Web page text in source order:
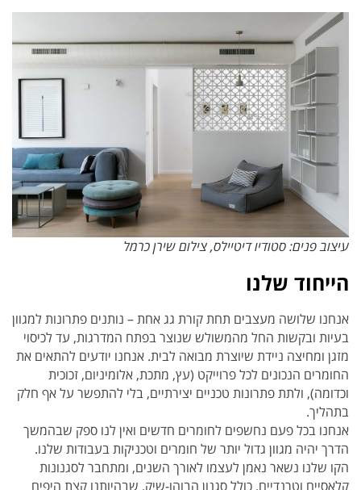
עיצוב פנים: סטודיו דיטיילס, צילום שירן כרמל
הייחוד שלנו
אנחנו שלושה מעצבים תחת קורת גג אחת – נותנים פתרונות למגוון
בעיות ובקשות החל מהמשולש שנוצר בפתח המדרגות, עד לכיסוי
מזגן ומחיצה ניידת שיוצרת מבואה לבית. אנחנו יודעים להתאים את
החומרים הנכונים לכל פרוייקט (עץ, מתכת, אלומיניום, זכוכית
וכדומה), ולתת פתרונות טכניים יצירתיים, בלי להתפשר על אף חלק
בתהליך.
אנחנו בכל פעם נחשפים לחומרים חדשים ואין לנו ספק שבהמשך
הדרך יהיה מגוון גדול יותר של חומרים וטכניקות בעבודות שלנו.
הקו שלנו נשאר נאמן לעצמו לאורך השנים, ומתחבר לסגנונות
קלאסיים וטרנדיים, כולל סגנון הבוהו-שיק, שבהיותנו קצת היפים